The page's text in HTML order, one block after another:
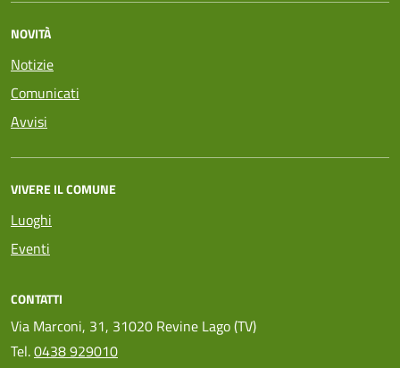
NOVITÀ
Notizie
Comunicati
Avvisi
VIVERE IL COMUNE
Luoghi
Eventi
CONTATTI
Via Marconi, 31, 31020 Revine Lago (TV)
Tel.0438 929010